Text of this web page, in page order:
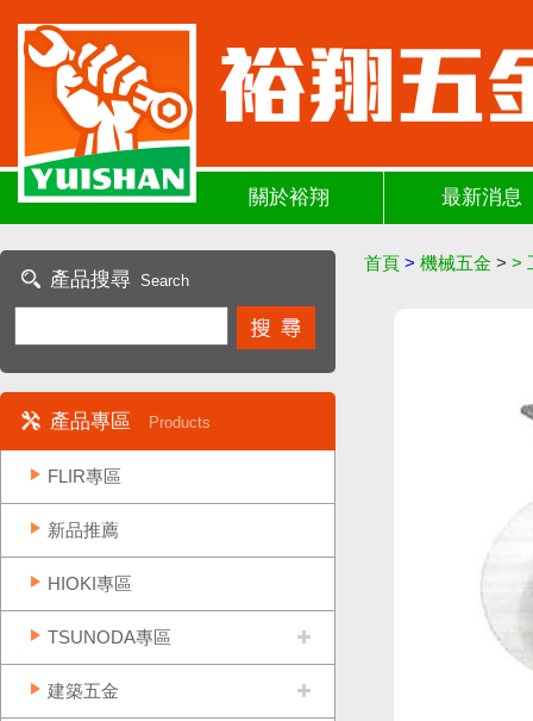
關於裕翔 最新消息
產品搜尋 Search
產品專區 Products
FLIR專區
新品推薦
HIOKI專區
TSUNODA專區
建築五金
首頁 > 機械五金 > >